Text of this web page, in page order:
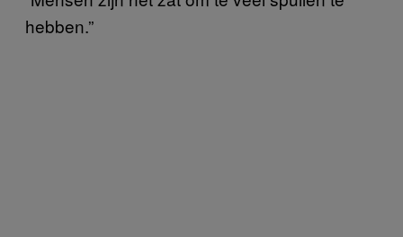
hebben.”